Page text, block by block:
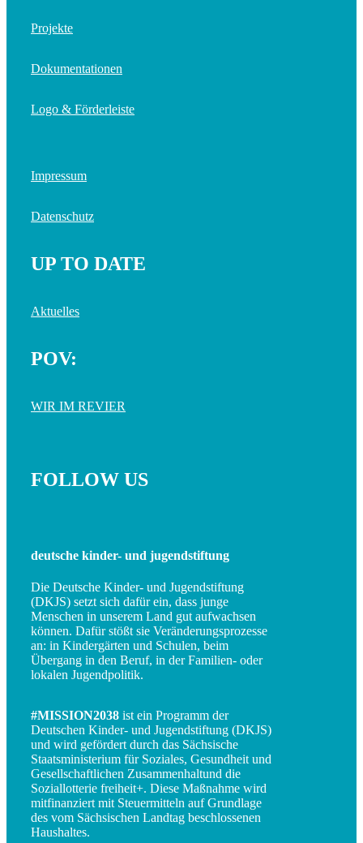
Projekte
Dokumentationen
Logo & Förderleiste
Impressum
Datenschutz
UP TO DATE
Aktuelles
POV:
WIR IM REVIER
FOLLOW US
deutsche kinder- und jugendstiftung
Die Deutsche Kinder- und Jugendstiftung
(DKJS) setzt sich dafür ein, dass junge
Menschen in unserem Land gut aufwachsen
können. Dafür stößt sie Veränderungsprozesse
an: in Kindergärten und Schulen, beim
Übergang in den Beruf, in der Familien- oder
lokalen Jugendpolitik.
#MISSION2038 ist ein Programm der
Deutschen Kinder- und Jugendstiftung (DKJS)
und wird gefördert durch das Sächsische
Staatsministerium für Soziales, Gesundheit und
Gesellschaftlichen Zusammenhaltund die
Soziallotterie freiheit+. Diese Maßnahme wird
mitfinanziert mit Steuermitteln auf Grundlage
des vom Sächsischen Landtag beschlossenen
Haushaltes.